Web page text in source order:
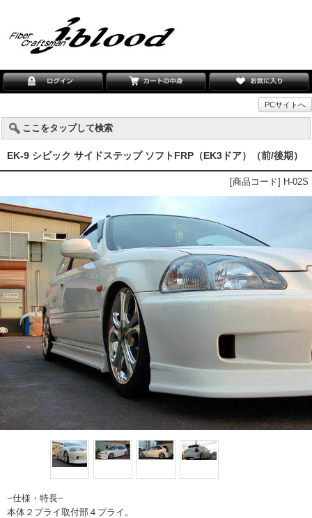
PCサイトへ
ここをタップして検索
EK-9 シビック サイドステップ ソフトFRP（EK3ドア）（前/後期）
[商品コード] H-02S
−仕様・特長−
本体２プライ取付部４プライ。